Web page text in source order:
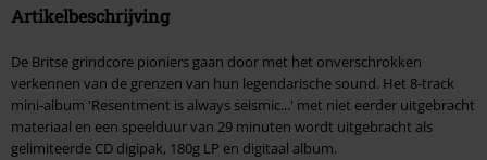
Artikelbeschrijving
De Britse grindcore pioniers gaan door met het onverschrokken
verkennen van de grenzen van hun legendarische sound. Het 8-track
mini-album 'Resentment is always seismic...' met niet eerder uitgebracht
materiaal en een speelduur van 29 minuten wordt uitgebracht als
gelimiteerde CD digipak, 180g LP en digitaal album.